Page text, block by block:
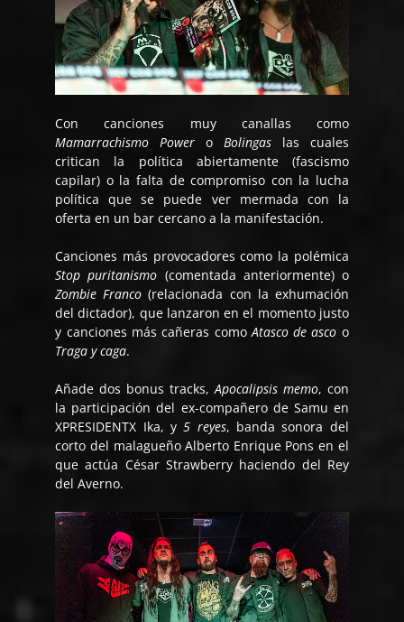
Con canciones muy canallas como
Mamarrachismo Power o Bolingaslas cuales
critican la política abiertamente (fascismo
capilar) o la falta de compromiso con la lucha
política que se puede ver mermada con la
oferta en un bar cercano a la manifestación.
Canciones más provocadores como la polémica
Stop puritanismo (comentada anteriormente) o
Zombie Franco (relacionada con la exhumación
del dictador), que lanzaron en el momento justo
y canciones más cañeras comoAtasco de asco o
Traga y caga.
Añade dos bonus tracks,Apocalipsis memo, con
la participación del ex-compañero de Samu en
XPRESIDENTX Ika, y5 reyes, banda sonora del
corto del malagueño Alberto Enrique Pons en el
que actúa César Strawberry haciendo del Rey
del Averno.